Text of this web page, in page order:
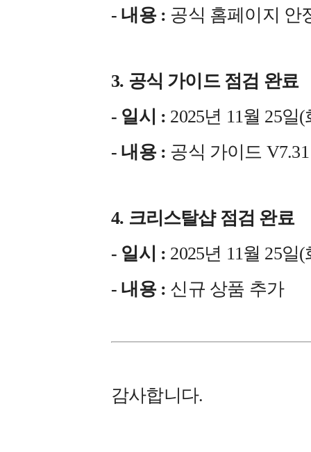
- 내용 : 공식 홈페이지 안
3. 공식 가이드 점검 완료
- 일시 : 2025년 11월 25일
- 내용 : 공식 가이드
4. 크리스탈샵 점검 완료
- 일시 : 2025년 11월 25일
- 내용 : 신규 상품 추가
감사합니다.